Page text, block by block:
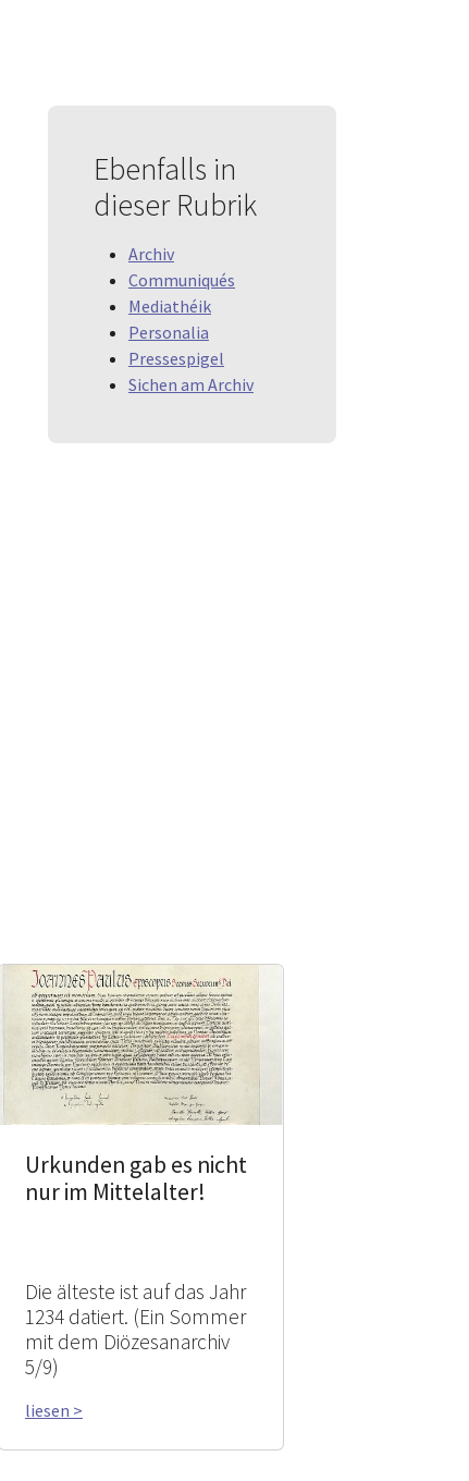
Ebenfalls in
dieser Rubrik
Archiv
Communiqués
Mediathéik
Personalia
Pressespigel
Sichen am Archiv
Urkunden gab es nicht
nur im Mittelalter!
Die älteste ist auf das Jahr
1234 datiert. (Ein Sommer
mit dem Diözesanarchiv
5/9)
liesen >